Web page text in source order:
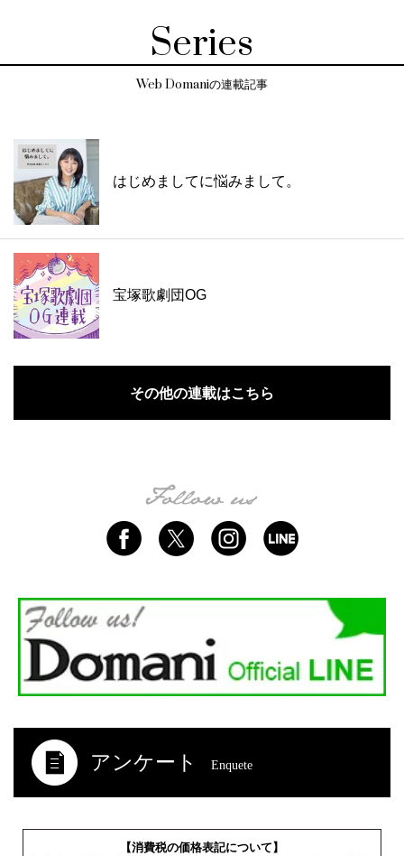
Series
Web Domaniの連載記事
はじめましてに悩みまして。
宝塚歌劇団OG
その他の連載はこちら
アンケート Enquete
【消費税の価格表記について】